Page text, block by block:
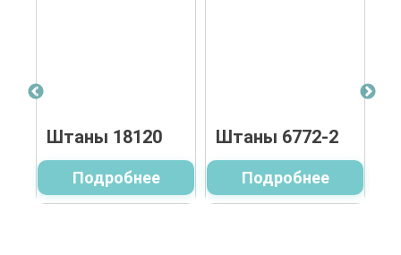
Штаны 18120
Подробнее
Штаны 6772-2
Подробнее